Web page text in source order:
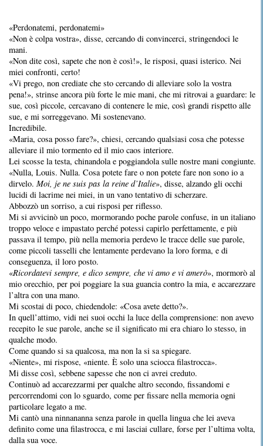
«Perdonatemi, perdonatemi»
«Non è colpa vostra», disse, cercando di convincerci, stringendoci le
mani.
«Non dite così, sapete che non è così!», le risposi, quasi isterico. Nei
miei confronti, certo!
«Vi prego, non crediate che sto cercando di alleviare solo la vostra
pena!», strinse ancora più forte le mie mani, che mi ritrovai a guardare: le
sue, così piccole, cercavano di contenere le mie, così grandi rispetto alle
sue, e mi sorreggevano. Mi sostenevano.
Incredibile.
«Maria, cosa posso fare?», chiesi, cercando qualsiasi cosa che potesse
alleviare il mio tormento ed il mio caos interiore.
Lei scosse la testa, chinandola e poggiandola sulle nostre mani congiunte.
«Nulla, Louis. Nulla. Cosa potete fare o non potete fare non sono io a
dirvelo. Moi, je ne suis pas la reine d’Italie», disse, alzando gli occhi
lucidi di lacrime nei miei, in un vano tentativo di scherzare.
Abbozzò un sorriso, a cui risposi per riflesso.
Mi si avvicinò un poco, mormorando poche parole confuse, in un italiano
troppo veloce e impastato perché potessi capirlo perfettamente, e più
passava il tempo, più nella memoria perdevo le tracce delle sue parole,
come piccoli tasselli che lentamente perdevano la loro forma, e di
conseguenza, il loro posto.
«Ricordatevi sempre, e dico sempre, che vi amo e vi amerò», mormorò al
mio orecchio, per poi poggiare la sua guancia contro la mia, e accarezzare
l’altra con una mano.
Mi scostai di poco, chiedendole: «Cosa avete detto?».
In quell’attimo, vidi nei suoi occhi la luce della comprensione: non avevo
recepito le sue parole, anche se il significato mi era chiaro lo stesso, in
qualche modo.
Come quando si sa qualcosa, ma non la si sa spiegare.
«Niente», mi rispose, «niente. È solo una sciocca filastrocca».
Mi disse così, sebbene sapesse che non ci avrei creduto.
Continuò ad accarezzarmi per qualche altro secondo, fissandomi e
percorrendomi con lo sguardo, come per fissare nella memoria ogni
particolare legato a me.
Mi cantò una ninnananna senza parole in quella lingua che lei aveva
definito come una filastrocca, e mi lasciai cullare, forse per l’ultima volta,
dalla sua voce.